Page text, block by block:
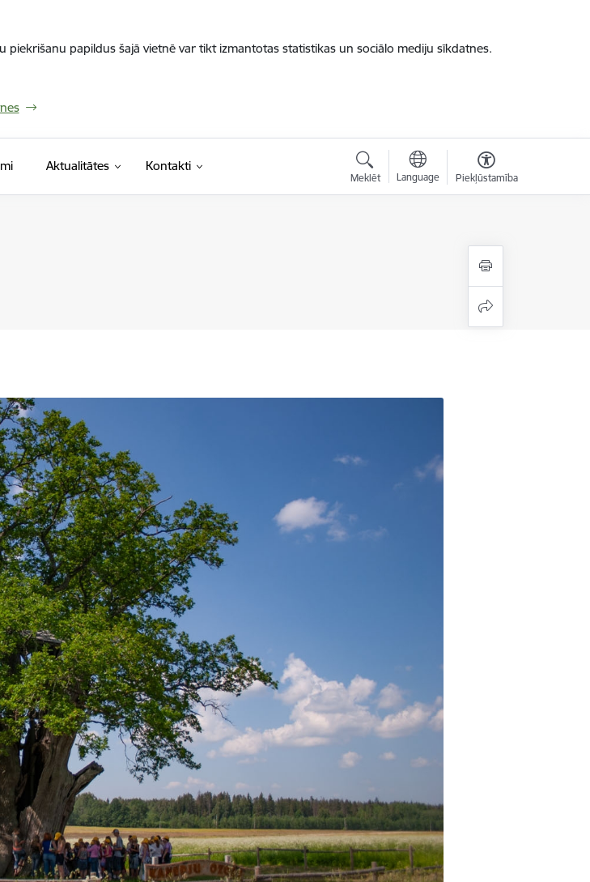
papildus šajā vietnē var tikt izmantotas statistikas un sociālo mediju sīkdatnes.
Aktualitātes Kontakti
Meklēt Language Piekļūstamība